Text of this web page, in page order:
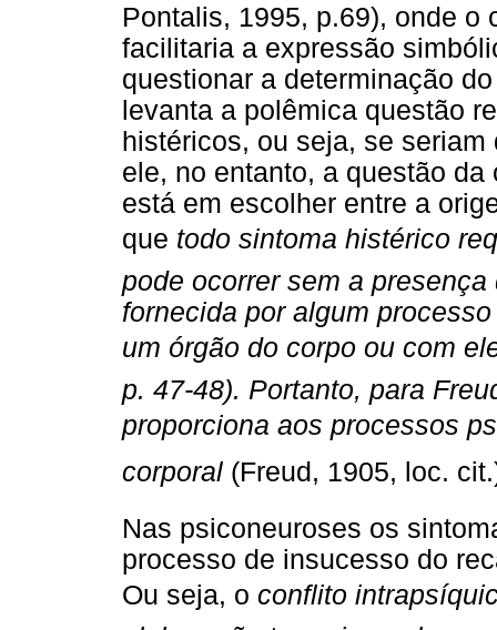
Pontalis, 1995, p.69), onde o
facilitaria a expressão
questionar a determinação
levanta a polêmica questão
histéricos, ou seja, se
ele, no entanto, a questão
está em escolher entre a
que todo sintoma histérico
pode ocorrer sem a
fornecida por algum
um órgão do corpo ou com
p. 47-48). Portanto, para
proporciona aos processos
corporal (Freud, 1905, loc.
Nas psiconeuroses os
processo de insucesso do
Ou seja, o conflito